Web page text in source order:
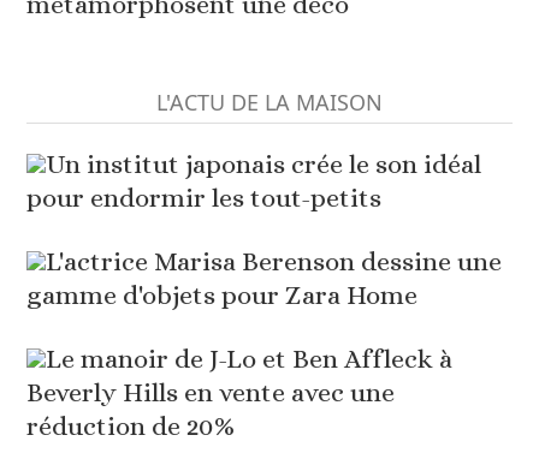
L'ACTU DE LA MAISON
Un institut japonais crée le son idéal
pour endormir les tout-petits
L'actrice Marisa Berenson dessine une
gamme d'objets pour Zara Home
Le manoir de J-Lo et Ben Affleck à
Beverly Hills en vente avec une
réduction de 20%